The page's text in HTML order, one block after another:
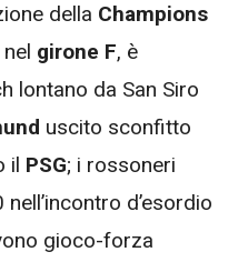
della Champions
girone F, è
lontano da San Siro
uscito sconfitto
il PSG; i rossoneri
d’esordio
gioco-forza